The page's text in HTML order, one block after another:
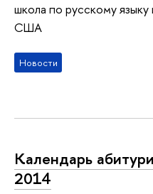
школа по русскому языку
США
Новости
Календарь
2014